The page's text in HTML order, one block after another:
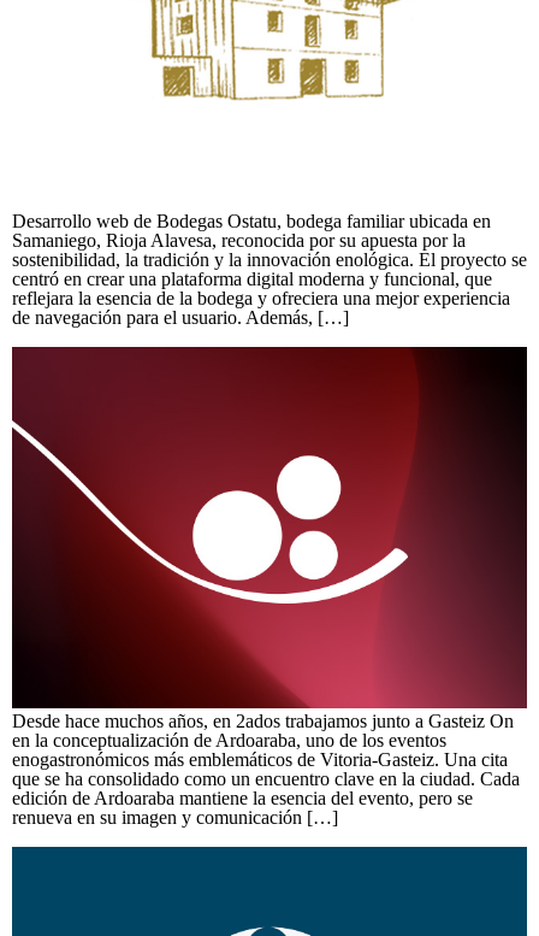
Desarrollo web de Bodegas Ostatu, bodega familiar ubicada en
Samaniego, Rioja Alavesa, reconocida por su apuesta por la
sostenibilidad, la tradición y la innovación enológica. El proyecto se
centró en crear una plataforma digital moderna y funcional, que
reflejara la esencia de la bodega y ofreciera una mejor experiencia
de navegación para el usuario. Además, […]
Desde hace muchos años, en 2ados trabajamos junto a Gasteiz On
en la conceptualización de Ardoaraba, uno de los eventos
enogastronómicos más emblemáticos de Vitoria-Gasteiz. Una cita
que se ha consolidado como un encuentro clave en la ciudad. Cada
edición de Ardoaraba mantiene la esencia del evento, pero se
renueva en su imagen y comunicación […]